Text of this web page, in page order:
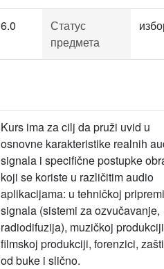
6.0
Статус
предмета
Kurs ima za cilj da pruži uvid u
osnovne karakteristike realnih
signala i specifične postupke
koji se koriste u različitim audio
aplikacijama: u tehničkoj pripremi
signala (sistemi za ozvučavanje,
radiodifuzija), muzičkoj
filmskoj produkciji, forenzici,
od buke i slično.